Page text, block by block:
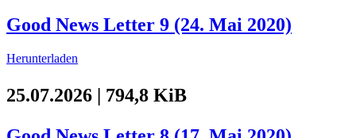
Good News Letter 9 (24. Mai 2020)
Herunterladen
25.07.2026 | 794,8 KiB